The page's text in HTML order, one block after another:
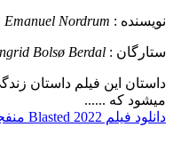
نویسنده : Emanuel Nordrum
ستارگان : Bolsø Berdal
داستان این فیلم داستان
میشود که ......
دانلود فیلم Blasted 2022 منفجر